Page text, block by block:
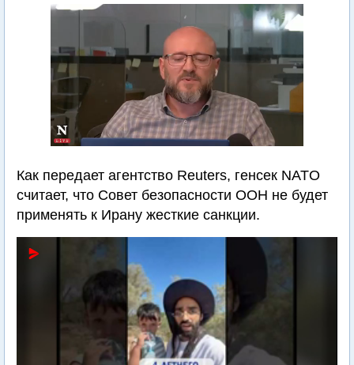
Как передает агентство Reuters, генсек NATO
считает, что Совет безопасности ООН не будет
применять к Ирану жесткие санкции.